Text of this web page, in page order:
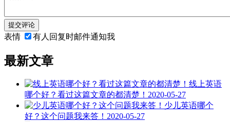
提交评论
表情 有人回复时邮件通知我
最新文章
线上英语
哪个好？看过这篇文章的都清楚！ 2020-05-27
少儿英语哪个
好？这个问题我来答！ 2020-05-27